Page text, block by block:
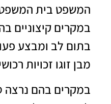
המשפט בית המשפט
במקרים קיצוניים
בתום לב ומבצע
מבן זוגו זכויות
במקרים בהם נרצה